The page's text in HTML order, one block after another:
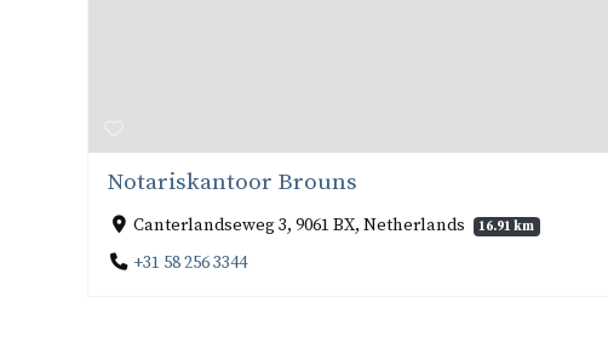
Notariskantoor Brouns
Canterlandseweg 3, 9061 BX, Netherlands 16.91 km
+31 58 256 3344